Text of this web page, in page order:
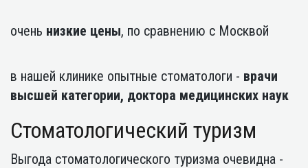
очень низкие цены, по сравнению с Москвой
в нашей клинике опытные стоматологи - врачи
высшей категории, доктора медицинских наук
Стоматологический туризм
Выгода стоматологического туризма очевидна -